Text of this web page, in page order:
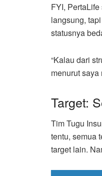
FYI,
langsung,
statusnya
“Kalau dari
menurut
Target:
Tim Tugu
tentu, semua
target lain.